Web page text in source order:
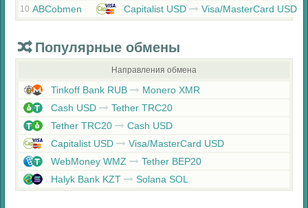
10 ABCobmen Capitalist USD Visa/MasterCard USD
Популярные обмены
Направления обмена
Tinkoff Bank RUB
Monero XMR
Cash USD
Tether TRC20
Tether TRC20
Cash USD
Capitalist USD
Visa/MasterCard USD
WebMoney WMZ
Tether BEP20
Halyk Bank KZT
Solana SOL